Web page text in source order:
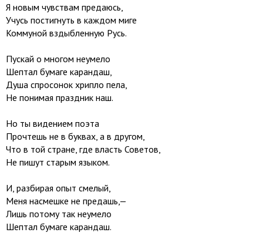
Я новым чувствам предаюсь,
Учусь постигнуть в каждом миге
Коммуной вздыбленную Русь.
Пускай о многом неумело
Шептал бумаге карандаш,
Душа спросонок хрипло пела,
Не понимая праздник наш.
Но ты видением поэта
Прочтешь не в буквах, а в другом,
Что в той стране, где власть Советов,
Не пишут старым языком.
И, разбирая опыт смелый,
Меня насмешке не предашь,—
Лишь потому так неумело
Шептал бумаге карандаш.